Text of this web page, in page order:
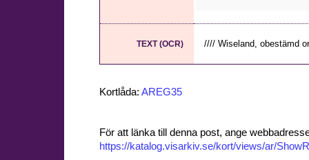
TEXT (OCR) //// Wiseland, obestämd
Kortlåda: AREG35
För att länka till denna post, ange
https://katalog.visarkiv.se/kort/views/ar/